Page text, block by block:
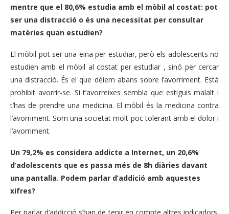
mentre que el 80,6% estudia amb el mòbil al costat: pot
ser una distracció o és una necessitat per consultar
matèries quan estudien?
El mòbil pot ser una eina per estudiar, però els adolescents no
estudien amb el mòbil al costat per estudiar , sinó per cercar
una distracció. És el que dèiem abans sobre l’avorriment. Està
prohibit avorrir-se. Si t’avorreixes sembla que estiguis malalt i
t’has de prendre una medicina. El mòbil és la medicina contra
l’avorriment. Som una societat molt poc tolerant amb el dolor i
l’avorriment.
Un 79,2% es considera addicte a Internet, un 20,6%
d’adolescents que es passa més de 8h diàries davant
una pantalla. Podem parlar d’addició amb aquestes
xifres?
Per parlar d’addicció s’han de tenir en compte altres indicadors.